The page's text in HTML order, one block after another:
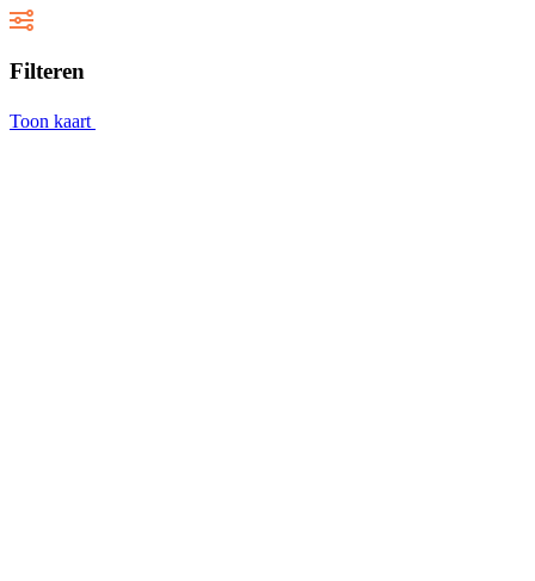
Filteren
Toon kaart